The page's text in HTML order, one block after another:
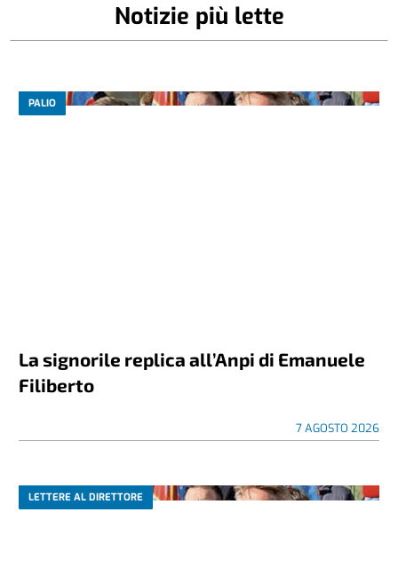
Notizie più lette
PALIO
La signorile replica all’Anpi di Emanuele
Filiberto
7 AGOSTO 2026
LETTERE AL DIRETTORE